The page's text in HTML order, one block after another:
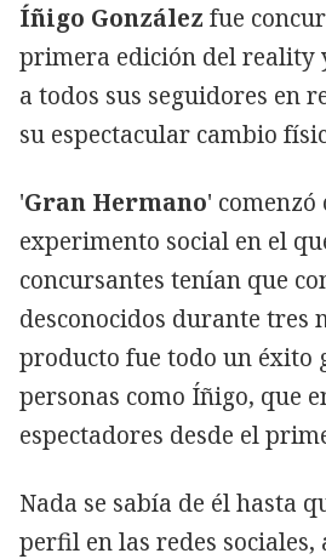
Íñigo González fue
primera edición del reality
a todos sus seguidores en
su espectacular cambio
'Gran Hermano' comenzó
experimento social en el
concursantes tenían que
desconocidos durante tres
producto fue todo un éxito
personas como Íñigo, que
espectadores desde el
Nada se sabía de él hasta
perfil en las redes sociales,